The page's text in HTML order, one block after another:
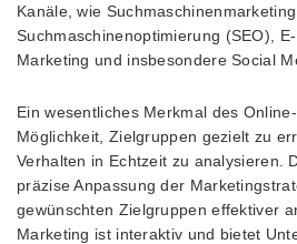
Kanäle, wie Suchmaschinenmarketing
Suchmaschinenoptimierung (SEO),
Marketing und insbesondere Social
Ein wesentliches Merkmal des
Möglichkeit, Zielgruppen gezielt zu
Verhalten in Echtzeit zu analysieren.
präzise Anpassung der
gewünschten Zielgruppen effektiver
Marketing ist interaktiv und bietet